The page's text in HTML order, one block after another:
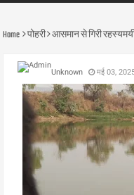
Home पोहरी आसमान से गिरी
Unknown मई 03,